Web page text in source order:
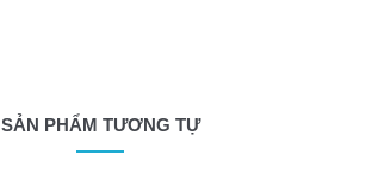
SẢN PHẨM TƯƠNG TỰ